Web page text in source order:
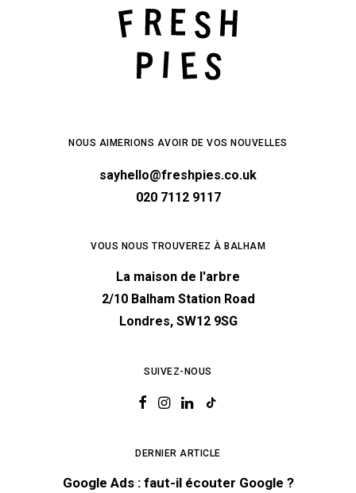
NOUS AIMERIONS AVOIR DE VOS NOUVELLES
sayhello@freshpies.co.uk
020 7112 9117
VOUS NOUS TROUVEREZ À BALHAM
La maison de l'arbre
2/10 Balham Station Road
Londres, SW12 9SG
SUIVEZ-NOUS
DERNIER ARTICLE
Google Ads : faut-il écouter Google ?